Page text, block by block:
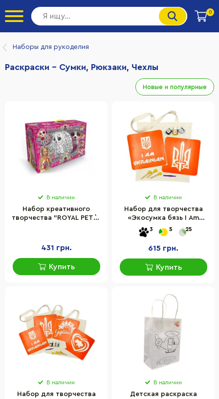
0
Наборы для рукоделия
Раскраски - Сумки, Рюкзаки, Чехлы
Новые и популярные
В наличии
Набор креативного
творчества "ROYAL PET`S"
431 грн.
Купить
В наличии
Набор для творчества
«Экосумка бязь I Am
Ukrainian, Тризуб» Fresh
Tattoo bag-b-n064-n059
3 5 25
615 грн.
Купить
В наличии
Набор для творчества
В наличии
Детская раскраска